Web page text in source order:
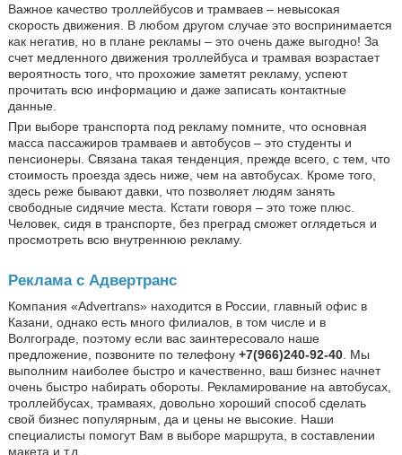
Важное качество троллейбусов и трамваев – невысокая
скорость движения. В любом другом случае это воспринимается
как негатив, но в плане рекламы – это очень даже выгодно! За
счет медленного движения троллейбуса и трамвая возрастает
вероятность того, что прохожие заметят рекламу, успеют
прочитать всю информацию и даже записать контактные
данные.
При выборе транспорта под рекламу помните, что основная
масса пассажиров трамваев и автобусов – это студенты и
пенсионеры. Связана такая тенденция, прежде всего, с тем, что
стоимость проезда здесь ниже, чем на автобусах. Кроме того,
здесь реже бывают давки, что позволяет людям занять
свободные сидячие места. Кстати говоря – это тоже плюс.
Человек, сидя в транспорте, без преград сможет оглядеться и
просмотреть всю внутреннюю рекламу.
Реклама с Адвертранс
Компания «Advertrans» находится в России, главный офис в
Казани, однако есть много филиалов, в том числе и в
Волгограде, поэтому если вас заинтересовало наше
предложение, позвоните по телефону +7(966)240-92-40. Мы
выполним наиболее быстро и качественно, ваш бизнес начнет
очень быстро набирать обороты. Рекламирование на автобусах,
троллейбусах, трамваях, довольно хороший способ сделать
свой бизнес популярным, да и цены не высокие. Наши
специалисты помогут Вам в выборе маршрута, в составлении
макета и т.д.